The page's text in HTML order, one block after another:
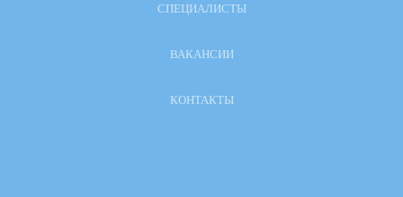
СПЕЦИАЛИСТЫ
ВАКАНСИИ
КОНТАКТЫ